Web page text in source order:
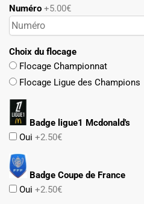
Numéro +5.00€
Choix du flocage
Flocage Championnat
Flocage Ligue des Champions
Badge ligue1 Mcdonald's
Oui +2.50€
Badge Coupe de France
Oui +2.50€